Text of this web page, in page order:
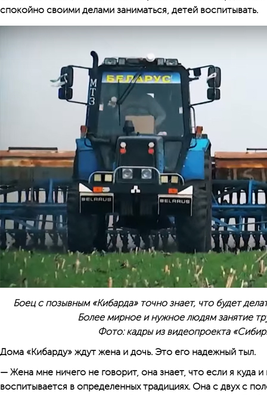
спокойно своими делами заниматься, детей воспитывать.
Боец с позывным «Кибарда» точно знает, что будет
Более мирное и нужное людям занятие
Фото: кадры из видеопроекта
Дома «Кибарду» ждут жена и дочь. Это его надежный тыл.
— Жена мне ничего не говорит, она знает, что если я куда
воспитывается в определенных традициях. Она с двух с